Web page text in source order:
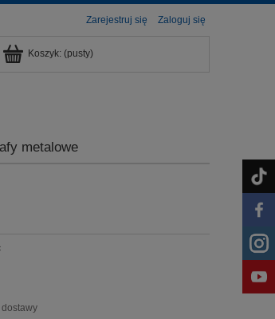
Zarejestruj się Zaloguj się
Koszyk: (pusty)
metalowe
dostawy